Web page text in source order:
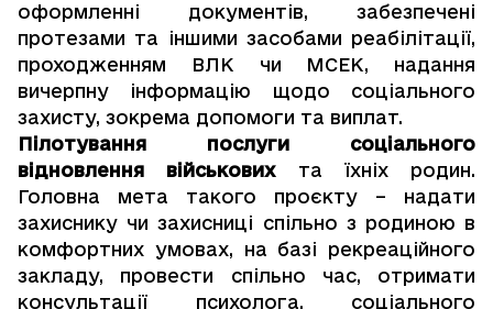
оформленні документів, забезпечені
протезами та іншими засобами реабілітації,
проходженням ВЛК чи МСЕК, надання
вичерпну інформацію щодо соціального
захисту, зокрема допомоги та виплат.
Пілотування послуги соціального
відновлення військових та їхніх родин.
Головна мета такого проєкту – надати
захиснику чи захисниці спільно з родиною в
комфортних умовах, на базі рекреаційного
закладу, провести спільно час, отримати
консультації психолога, соціального